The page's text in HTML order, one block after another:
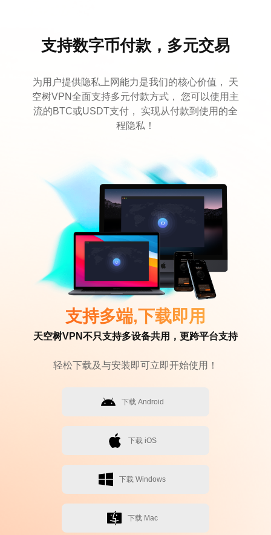
支持数字币付款，多元交易
为用户提供隐私上网能力是我们的核心价值， 天
空树VPN全面支持多元付款方式， 您可以使用主
流的BTC或USDT支付， 实现从付款到使用的全
程隐私！
支持多端,下载即用
天空树VPN不只支持多设备共用，更跨平台支持
轻松下载及与安装即可立即开始使用！
下载 Android
下载 iOS
下载 Windows
下载 Mac